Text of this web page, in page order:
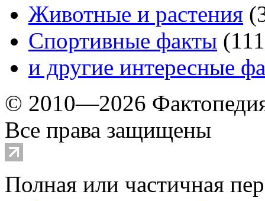
Животные и растения (
Спортивные факты (111
и другие интересные
© 2010—2026
Все права защищены
Полная или частичная